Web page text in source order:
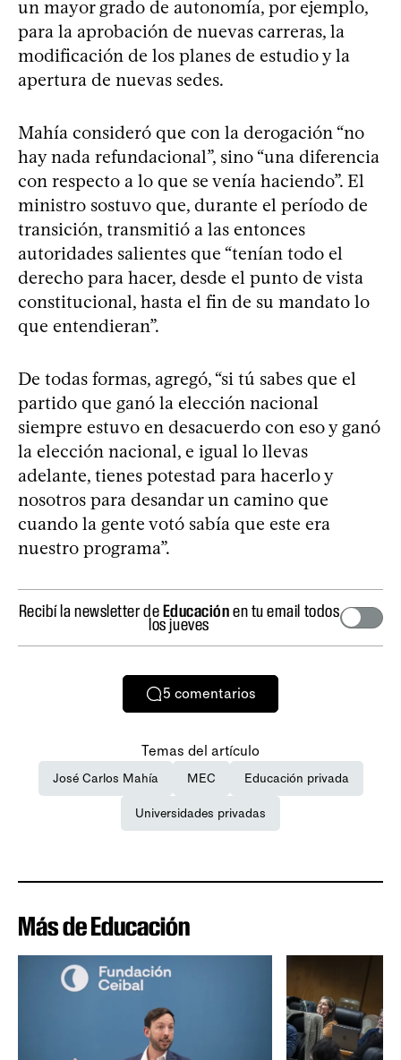
un mayor grado de autonomía, por ejemplo,
para la aprobación de nuevas carreras, la
modificación de los planes de estudio y la
apertura de nuevas sedes.
Mahía consideró que con la derogación “no
hay nada refundacional”, sino “una diferencia
con respecto a lo que se venía haciendo”. El
ministro sostuvo que, durante el período de
transición, transmitió a las entonces
autoridades salientes que “tenían todo el
derecho para hacer, desde el punto de vista
constitucional, hasta el fin de su mandato lo
que entendieran”.
De todas formas, agregó, “si tú sabes que el
partido que ganó la elección nacional
siempre estuvo en desacuerdo con eso y ganó
la elección nacional, e igual lo llevas
adelante, tienes potestad para hacerlo y
nosotros para desandar un camino que
cuando la gente votó sabía que este era
nuestro programa”.
Recibí la newsletter deEducaciónen tu email todos
los jueves
5 comentarios
Temas del artículo
José Carlos Mahía MEC Educación privada
Universidades privadas
Más de Educación